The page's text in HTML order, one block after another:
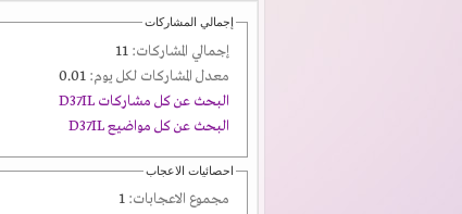
إجمالي المشاركات
إجمالي المشاركات:
معدل المشاركات لكل يوم:
البحث عن كل مشاركات D37IL
البحث عن كل مواضيع D37IL
احصائيات الاعجاب
مجموع الاعجابات: